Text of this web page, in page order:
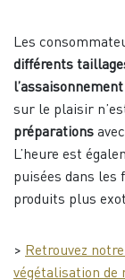
Les
différents
sur le plaisir
préparations
L’heure est
puisées dans les
produits plus
> Retrouvez
végétalisation de